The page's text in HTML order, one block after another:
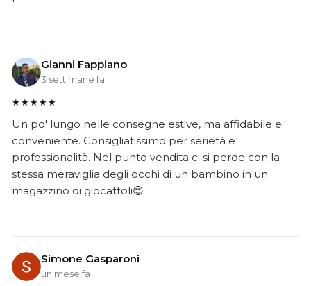
Gianni Fappiano
3 settimane fa
★★★★★
Un po' lungo nelle consegne estive, ma affidabile e
conveniente. Consigliatissimo per serietà e
professionalità. Nel punto vendita ci si perde con la
stessa meraviglia degli occhi di un bambino in un
magazzino di giocattoli😍
Simone Gasparoni
un mese fa